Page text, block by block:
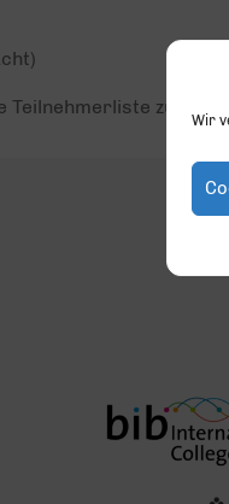
Wir
zu sehen.